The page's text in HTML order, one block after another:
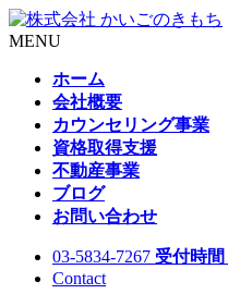
MENU
ホーム
会社概要
カウンセリング事業
資格取得支援
不動産事業
ブログ
お問い合わせ
03-5834-7267 受付時間
Contact